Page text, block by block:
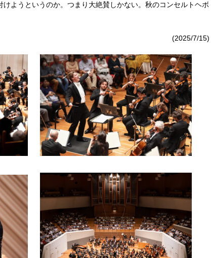
ようというのか。つまり大絶賛しかない。秋のコンセルトヘボ
(2025/7/15)